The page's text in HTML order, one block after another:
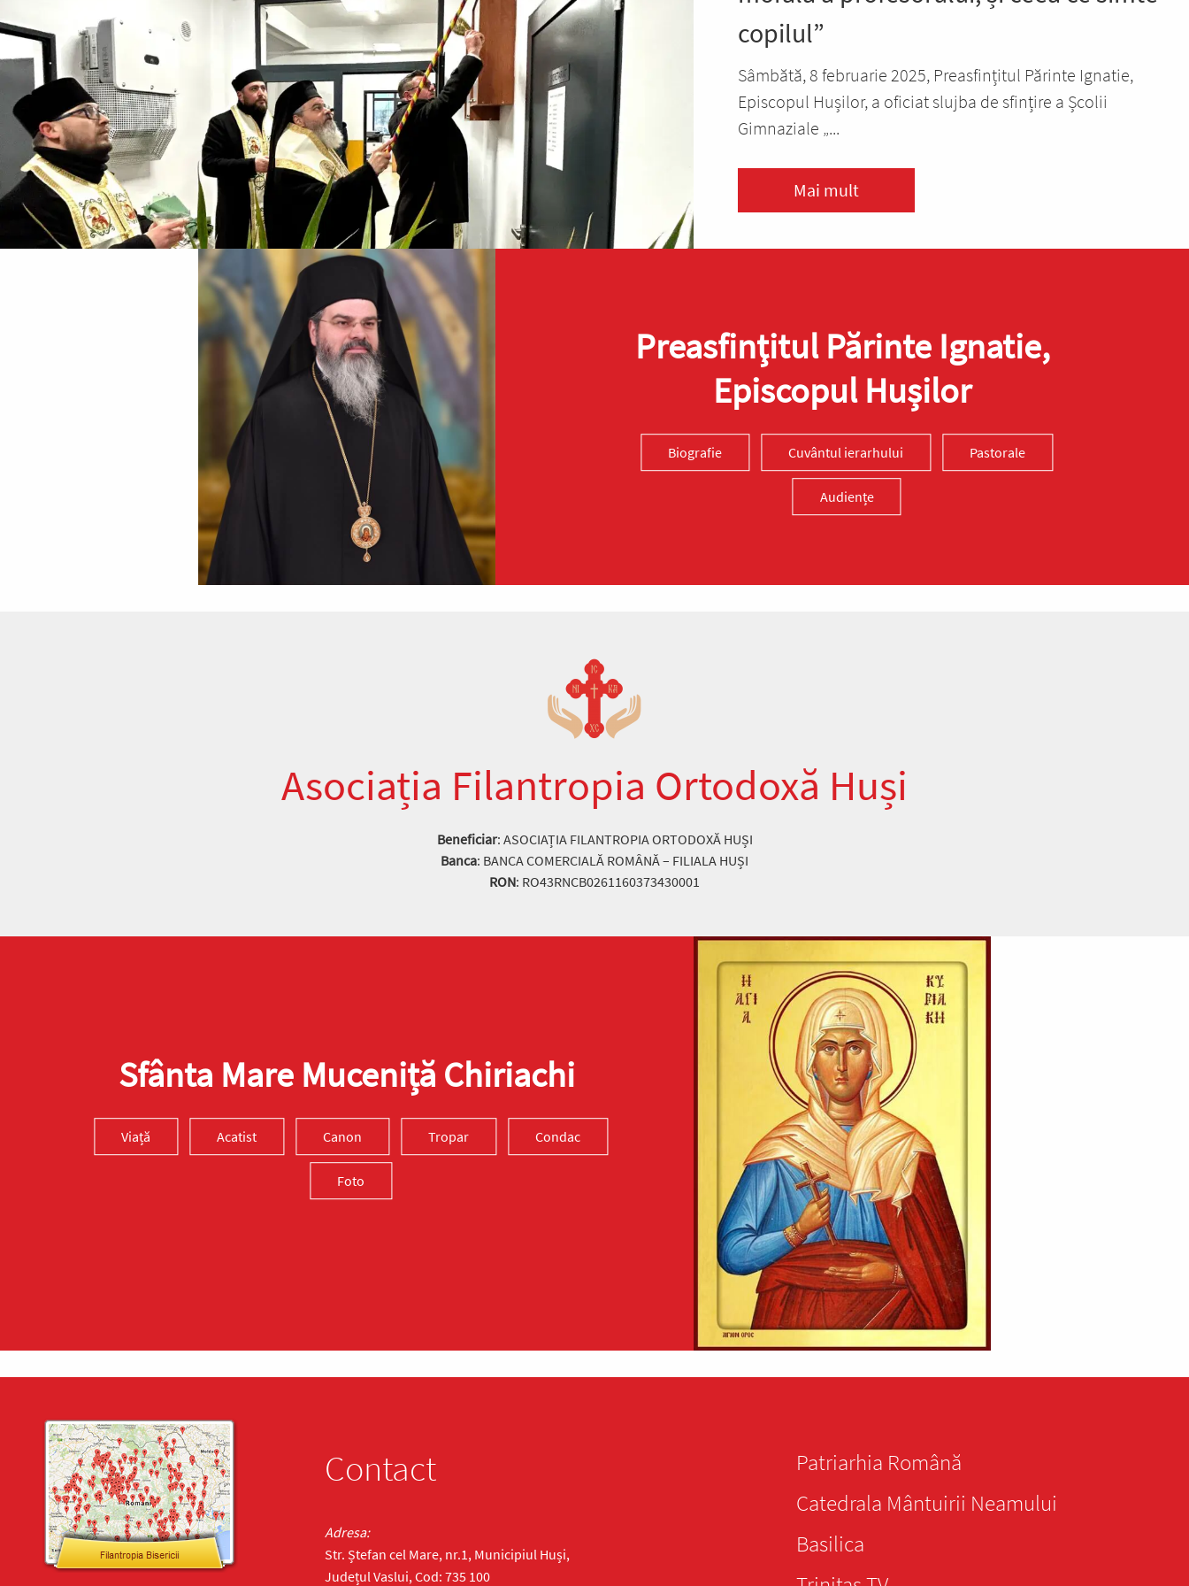
copilul”
Sâmbătă, 8 februarie 2025, Preasfințitul Părinte Ignatie,
Episcopul Hușilor, a oficiat slujba de sfințire a Școlii
Gimnaziale „...
Mai mult
Preasfinţitul Părinte Ignatie,
Episcopul Hușilor
Biografie Cuvântul ierarhului Pastorale
Audiențe
Asociația Filantropia Ortodoxă Huși
Beneficiar: ASOCIAȚIA FILANTROPIA ORTODOXĂ HUȘI
Banca: BANCA COMERCIALĂ ROMÂNĂ – FILIALA HUȘI
RON: RO43RNCB0261160373430001
Sfânta Mare Muceniță Chiriachi
Viață Acatist Canon Tropar Condac
Foto
Contact
Adresa:
Str. Ștefan cel Mare, nr.1, Municipiul Huși,
Județul Vaslui, Cod: 735 100
Patriarhia Română
Catedrala Mântuirii Neamului
Basilica